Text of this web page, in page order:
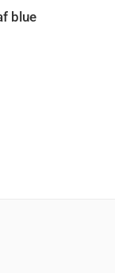
blue